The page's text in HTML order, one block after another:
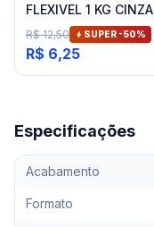
FLEXIVEL 1 KG CINZA
ARTICO
R$ 12,50 SUPER -50%
R$ 6,25
Especificações
Acabamento
Formato